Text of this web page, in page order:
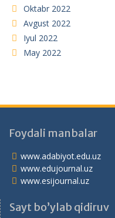
Oktabr 2022
Avgust 2022
Iyul 2022
May 2022
Foydali manbalar
www.adabiyot.edu.uz
www.edujournal.uz
www.esijournal.uz
Sayt bo’ylab qidiruv